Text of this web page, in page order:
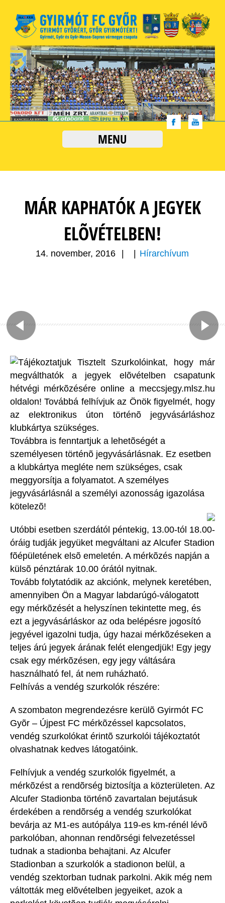
MENU
MÁR KAPHATÓK A JEGYEK
ELÕVÉTELBEN!
14. november, 2016 Hírarchívum
Tájékoztatjuk Tisztelt Szurkolóinkat, hogy már
megválthatók a jegyek elõvételben csapatunk
hétvégi mérkõzésére online a meccsjegy.mlsz.hu
oldalon! Továbbá felhívjuk az Önök figyelmét, hogy
az elektronikus úton történõ jegyvásárláshoz
klubkártya szükséges.
Továbbra is fenntartjuk a lehetõségét a
személyesen történõ jegyvásárlásnak. Ez esetben
a klubkártya megléte nem szükséges, csak
meggyorsítja a folyamatot. A személyes
jegyvásárlásnál a személyi azonosság igazolása
kötelezõ!
Utóbbi esetben szerdától péntekig, 13.00-tól 18.00-
óráig tudják jegyüket megváltani az Alcufer Stadion
fõépületének elsõ emeletén. A mérkõzés napján a
külsõ pénztárak 10.00 órától nyitnak.
Tovább folytatódik az akciónk, melynek keretében,
amennyiben Ön a Magyar labdarúgó-válogatott
egy mérkõzését a helyszínen tekintette meg, és
ezt a jegyvásárláskor az oda belépésre jogosító
jegyével igazolni tudja, úgy hazai mérkõzéseken a
teljes árú jegyek árának felét elengedjük! Egy jegy
csak egy mérkõzésen, egy jegy váltására
használható fel, át nem ruházható.
Felhívás a vendég szurkolók részére:
A szombaton megrendezésre kerülõ Gyirmót FC
Gyõr – Újpest FC mérkõzéssel kapcsolatos,
vendég szurkolókat érintõ szurkolói tájékoztatót
olvashatnak kedves látogatóink.
Felhívjuk a vendég szurkolók figyelmét, a
mérkõzést a rendõrség biztosítja a közterületen. Az
Alcufer Stadionba történõ zavartalan bejutásuk
érdekében a rendõrség a vendég szurkolókat
bevárja az M1-es autópálya 119-es km-rénél lévõ
parkolóban, ahonnan rendõrségi felvezetéssel
tudnak a stadionba behajtani. Az Alcufer
Stadionban a szurkolók a stadionon belül, a
vendég szektorban tudnak parkolni. Akik még nem
váltották meg elõvételben jegyeiket, azok a